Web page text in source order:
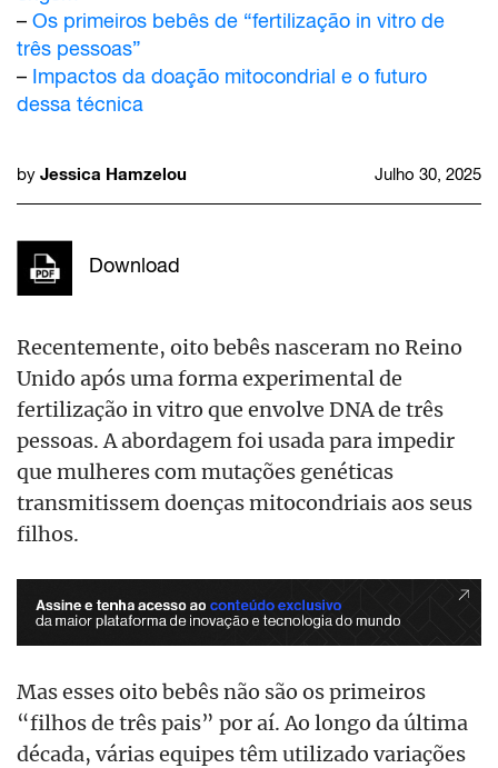
– Os primeiros bebês de “fertilização in vitro de
três pessoas”
– Impactos da doação mitocondrial e o futuro
dessa técnica
by Jessica Hamzelou Julho 30, 2025
Download
Recentemente, oito bebês nasceram no Reino
Unido após uma forma experimental de
fertilização in vitro que envolve DNA de três
pessoas. A abordagem foi usada para impedir
que mulheres com mutações genéticas
transmitissem doenças mitocondriais aos seus
filhos.
Mas esses oito bebês não são os primeiros
“filhos de três pais” por aí. Ao longo da última
década, várias equipes têm utilizado variações